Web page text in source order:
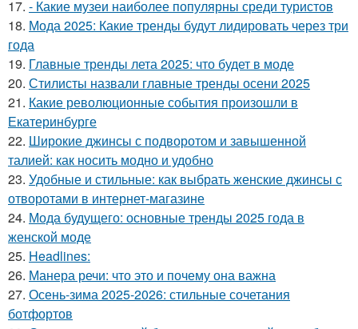
17. - Какие музеи наиболее популярны среди туристов
18. Мода 2025: Какие тренды будут лидировать через три
года
19. Главные тренды лета 2025: что будет в моде
20. Стилисты назвали главные тренды осени 2025
21. Какие революционные события произошли в
Екатеринбурге
22. Широкие джинсы с подворотом и завышенной
талией: как носить модно и удобно
23. Удобные и стильные: как выбрать женские джинсы с
отворотами в интернет-магазине
24. Мода будущего: основные тренды 2025 года в
женской моде
25. Headlines:
26. Манера речи: что это и почему она важна
27. Осень-зима 2025-2026: стильные сочетания
ботфортов